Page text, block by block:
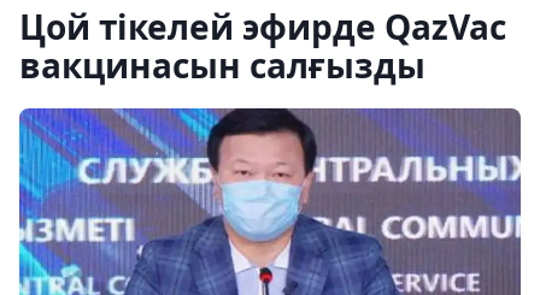
Цой тікелей эфирде QazVac
вакцинасын салғызды